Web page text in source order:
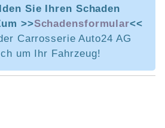
Sie Ihren Schaden
>>Schadensformular<<
Carrosserie Auto24 AG
um Ihr Fahrzeug!